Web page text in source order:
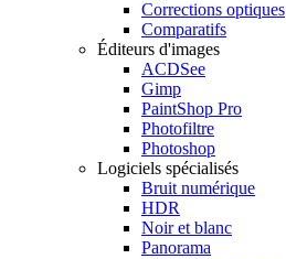
Corrections optiques
Comparatifs
Éditeurs d'images
ACDSee
Gimp
PaintShop Pro
Photofiltre
Photoshop
Logiciels spécialisés
Bruit numérique
HDR
Noir et blanc
Panorama